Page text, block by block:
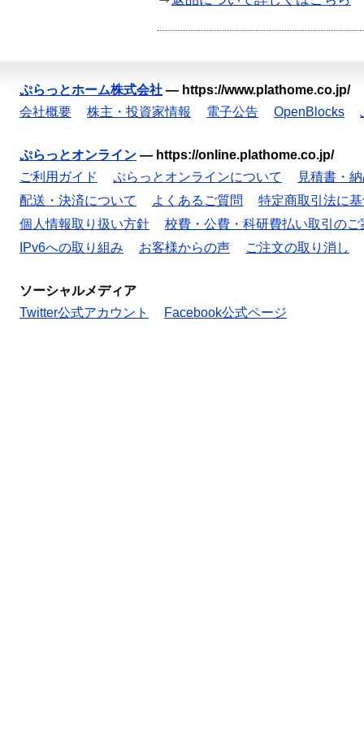
ぷらっとホーム株式会社 — https://www.plathome.co.jp/
会社概要
株主・投資家情報 電子公告 OpenBlocks
ぷらっとオンライン — https://online.plathome.co.jp/
ご利用ガイド
ぷらっとオンラインについて
見積書・
配送・決済について
よくあるご質問
特定商取引法に
個人情報取り扱い方針
校費・公費・科研費払い取引のご
IPv6への取り組み
お客様からの声 ご注文の取り消し
ソーシャルメディア
Twitter公式アカウント
Facebook公式ページ